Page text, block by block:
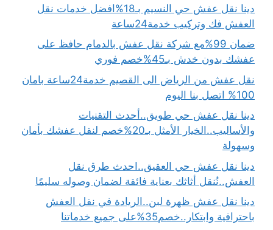
دينا نقل عفش حي النسيم بـ18%افضل خدمات نقل
العفش فك وتركيب خدمة24ساعة
ضمان 99%مع شركة نقل عفش بالدمام حافظ على
عفشك بدون خدش بـ45%خصم فوري
نقل عفش من الرياض الى القصيم خدمة24ساعة بامان
100% اتصل بنا اليوم
دينا نقل عفش حي طويق..أحدث التقنيات
والأساليب..الخيار الأمثل بـ20%خصم لنقل عفشك بأمان
وسهولة
دينا نقل عفش حي العقيق..احدث طرق نقل
العفش..نُنقل أثاثك بعناية فائقة لضمان وصوله سليمًا
دينا نقل عفش ظهرة لبن..الريادة في نقل العفش
باحترافية وابتكار..خصم35%على جميع خدماتنا